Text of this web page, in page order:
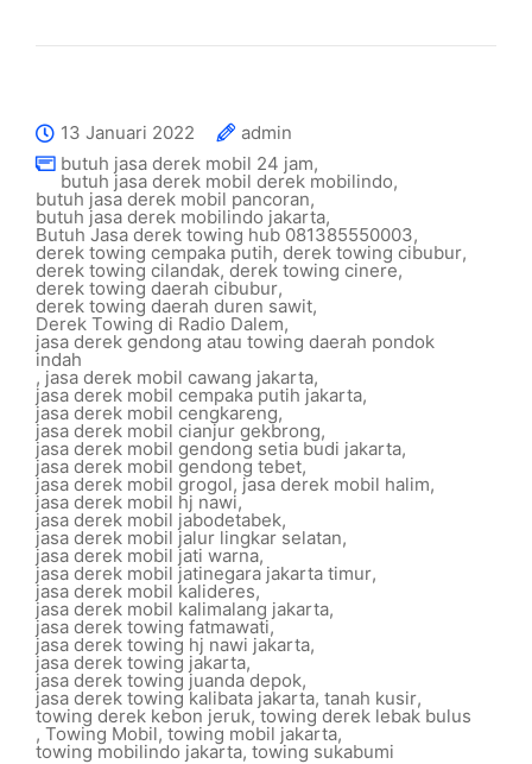
13 Januari 2022
admin
butuh jasa derek mobil 24 jam,
butuh jasa derek mobil derek mobilindo,
butuh jasa derek mobil pancoran,
butuh jasa derek mobilindo jakarta,
Butuh Jasa derek towing hub 081385550003,
derek towing cempaka putih, derek towing cibubur,
derek towing cilandak, derek towing cinere,
derek towing daerah cibubur,
derek towing daerah duren sawit,
Derek Towing di Radio Dalem,
jasa derek gendong atau towing daerah pondok
indah
, jasa derek mobil cawang jakarta,
jasa derek mobil cempaka putih jakarta,
jasa derek mobil cengkareng,
jasa derek mobil cianjur gekbrong,
jasa derek mobil gendong setia budi jakarta,
jasa derek mobil gendong tebet,
jasa derek mobil grogol, jasa derek mobil halim,
jasa derek mobil hj nawi,
jasa derek mobil jabodetabek,
jasa derek mobil jalur lingkar selatan,
jasa derek mobil jati warna,
jasa derek mobil jatinegara jakarta timur,
jasa derek mobil kalideres,
jasa derek mobil kalimalang jakarta,
jasa derek towing fatmawati,
jasa derek towing hj nawi jakarta,
jasa derek towing jakarta,
jasa derek towing juanda depok,
jasa derek towing kalibata jakarta, tanah kusir,
towing derek kebon jeruk,towing derek lebak bulus
, Towing Mobil, towing mobil jakarta,
towing mobilindo jakarta, towing sukabumi